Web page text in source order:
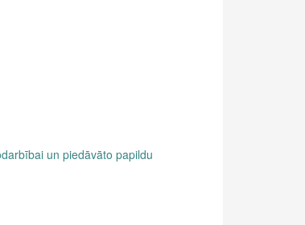
un piedāvāto papildu